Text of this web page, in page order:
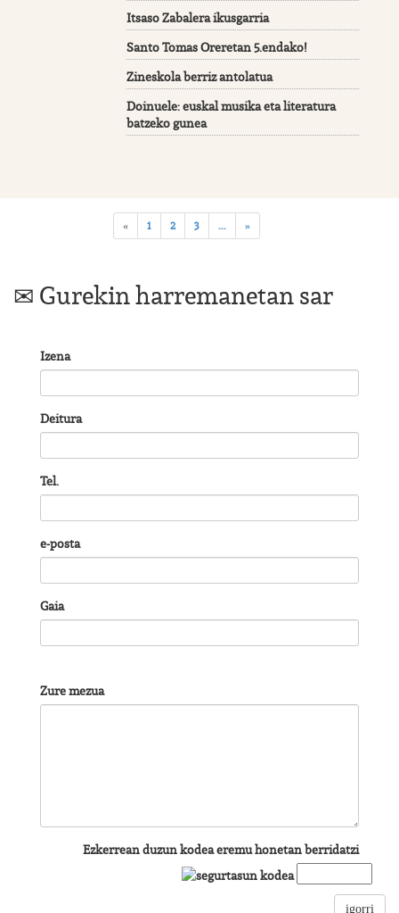
Itsaso Zabalera ikusgarria
Santo Tomas Oreretan 5.endako!
Zineskola berriz antolatua
Doinuele: euskal musika eta literatura
batzeko gunea
« 1 2 3 ... »
Gurekin harremanetan sar
Izena
Deitura
Tel.
e-posta
Gaia
Zure mezua
Ezkerrean duzun kodea eremu honetan berridatzi
igorri